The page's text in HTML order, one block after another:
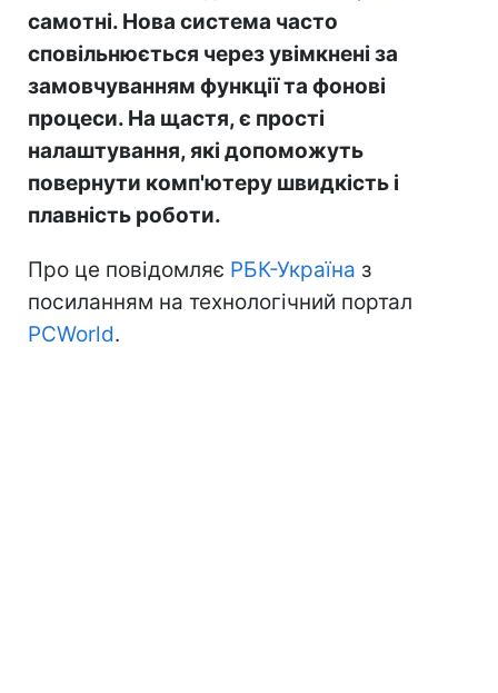
самотні. Нова система часто
сповільнюється через увімкнені за
замовчуванням функції та фонові
процеси. На щастя, є прості
налаштування, які допоможуть
повернути комп'ютеру швидкість і
плавність роботи.
Про це повідомляє РБК-Україна з
посиланням на технологічний портал
PCWorld.